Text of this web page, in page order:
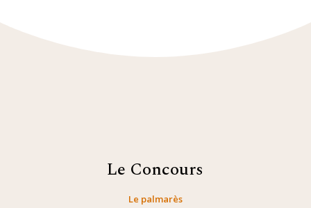
Le Concours
Le palmarès